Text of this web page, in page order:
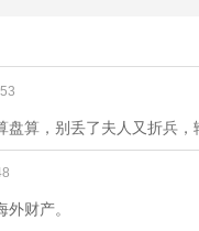
算，别丢了夫人又折兵，
财产。